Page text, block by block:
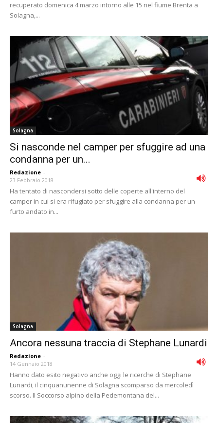
recuperato domenica 4 marzo intorno alle 15 nel fiume Brenta a
Solagna,...
Solagna
Si nasconde nel camper per sfuggire ad una
condanna per un...
Redazione -
23 Febbraio 2018
Ha tentato di nascondersi sotto delle coperte all'interno del
camper in cui si era rifugiato per sfuggire alla condanna per un
furto andato in...
Solagna
Ancora nessuna traccia di Stephane Lunardi
Redazione -
14 Gennaio 2018
Hanno dato esito negativo anche oggi le ricerche di Stephane
Lunardi, il cinquanunenne di Solagna scomparso da mercoledì
scorso. Il Soccorso alpino della Pedemontana del...